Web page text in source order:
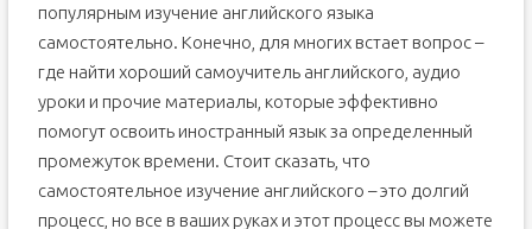
популярным изучение английского языка
самостоятельно. Конечно, для многих встает вопрос –
где найти хороший самоучитель английского, аудио
уроки и прочие материалы, которые эффективно
помогут освоить иностранный язык за определенный
промежуток времени. Стоит сказать, что
самостоятельное изучение английского – это долгий
процесс, но все в ваших руках и этот процесс вы можете